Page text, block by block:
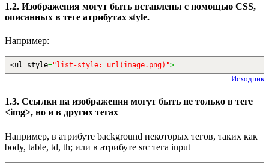
1.2. Изображения могут быть вставлены с помощью CSS,
описанных в теге атрибутах style.
Например:
<ul style="list-style: url(image.png)">
Исходник
1.3. Ссылки на изображения могут быть не только в теге
<img>, но и в других тегах
Например, в атрибуте background некоторых тегов, таких как
body, table, td, th; или в атрибуте src тега input